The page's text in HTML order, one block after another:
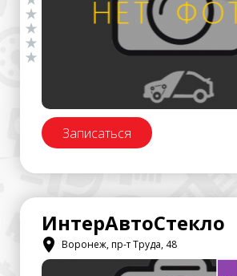
Записаться
ИнтерАвтоСтекло
Воронеж, пр-т Труда, 48